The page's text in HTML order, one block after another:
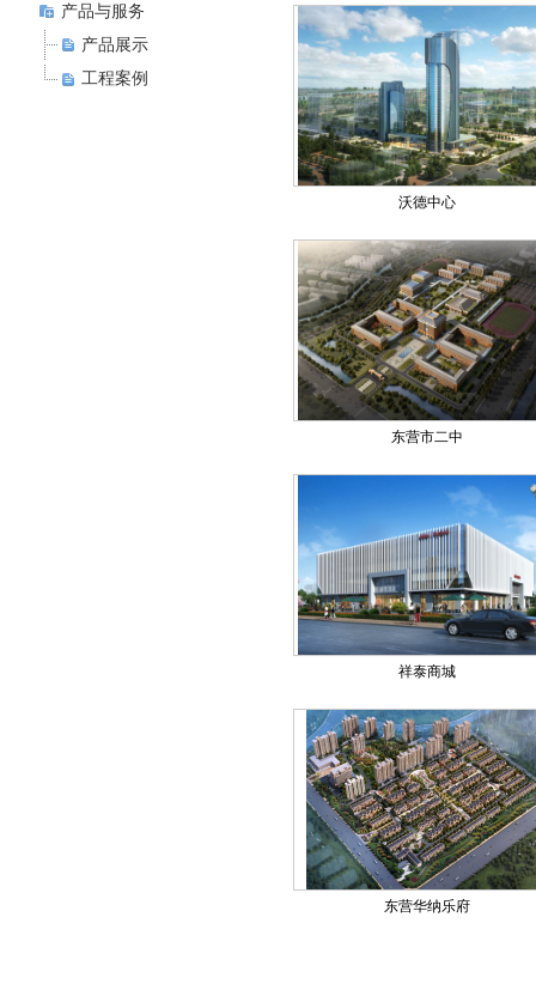
产品与服务
产品展示
工程案例
沃德中心
东营市二中
祥泰商城
东营华纳乐府